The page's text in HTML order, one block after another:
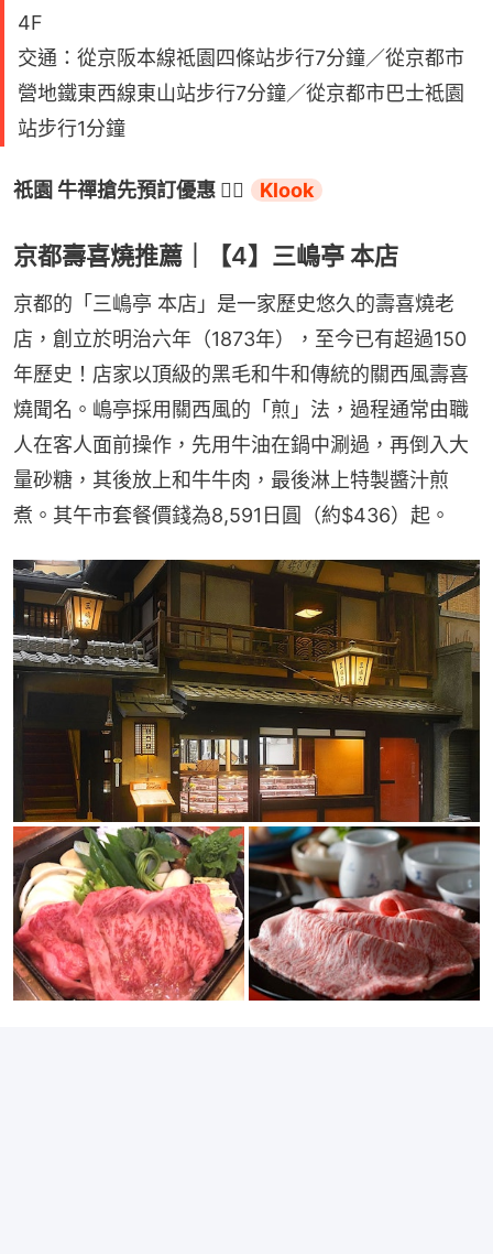
4F
交通：從京阪本線祗園四條站步行7分鐘／從京都市
營地鐵東西線東山站步行7分鐘／從京都市巴士祗園
站步行1分鐘
祇園 牛禪搶先預訂優惠 👉🏻 Klook
京都壽喜燒推薦｜【4】三嶋亭 本店
京都的「三嶋亭 本店」是一家歷史悠久的壽喜燒老
店，創立於明治六年（1873年），至今已有超過150
年歷史！店家以頂級的黑毛和牛和傳統的關西風壽喜
燒聞名。嶋亭採用關西風的「煎」法，過程通常由職
人在客人面前操作，先用牛油在鍋中涮過，再倒入大
量砂糖，其後放上和牛牛肉，最後淋上特製醬汁煎
煮。其午市套餐價錢為8,591日圓（約$436）起。